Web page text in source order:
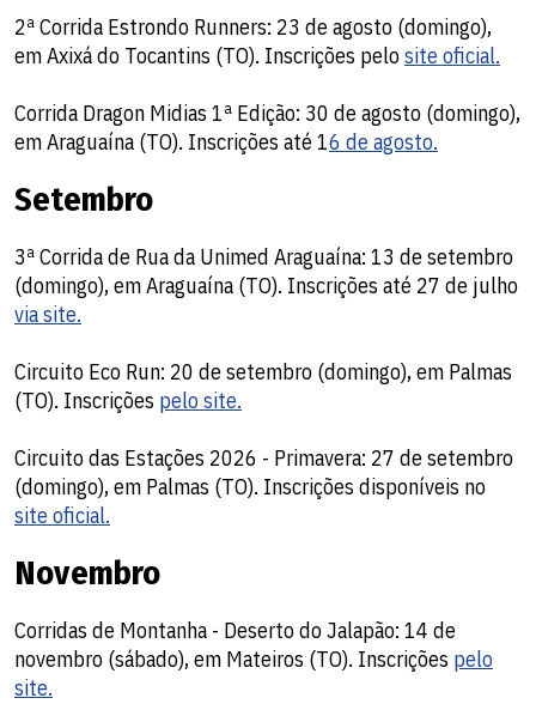
2ª Corrida Estrondo Runners: 23 de agosto (domingo),
em Axixá do Tocantins (TO). Inscrições pelosite oficial.
Corrida Dragon Midias 1ª Edição: 30 de agosto (domingo),
em Araguaína (TO). Inscrições até 16 de agosto.
Setembro
3ª Corrida de Rua da Unimed Araguaína: 13 de setembro
(domingo), em Araguaína (TO). Inscrições até 27 de julho
via site.
Circuito Eco Run: 20 de setembro (domingo), em Palmas
(TO). Inscrições pelo site.
Circuito das Estações 2026 - Primavera: 27 de setembro
(domingo), em Palmas (TO). Inscrições disponíveis no
site oficial.
Novembro
Corridas de Montanha - Deserto do Jalapão: 14 de
novembro (sábado), em Mateiros (TO). Inscrições pelo
site.